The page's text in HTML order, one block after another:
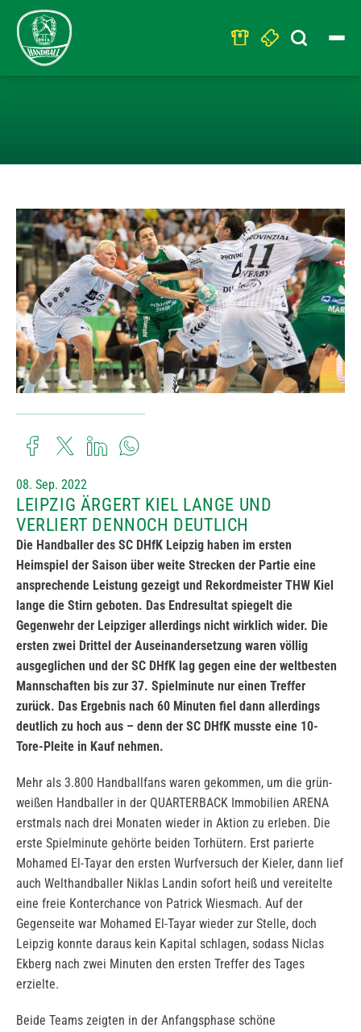
Search
for:
08. Sep. 2022
LEIPZIG ÄRGERT KIEL LANGE UND
VERLIERT DENNOCH DEUTLICH
Die Handballer des SC DHfK Leipzig haben im ersten
Heimspiel der Saison über weite Strecken der Partie eine
ansprechende Leistung gezeigt und Rekordmeister THW Kiel
lange die Stirn geboten. Das Endresultat spiegelt die
Gegenwehr der Leipziger allerdings nicht wirklich wider. Die
ersten zwei Drittel der Auseinandersetzung waren völlig
ausgeglichen und der SC DHfK lag gegen eine der weltbesten
Mannschaften bis zur 37. Spielminute nur einen Treffer
zurück. Das Ergebnis nach 60 Minuten fiel dann allerdings
deutlich zu hoch aus – denn der SC DHfK musste eine 10-
Tore-Pleite in Kauf nehmen.
Mehr als 3.800 Handballfans waren gekommen, um die grün-
weißen Handballer in der QUARTERBACK Immobilien ARENA
erstmals nach drei Monaten wieder in Aktion zu erleben. Die
erste Spielminute gehörte beiden Torhütern. Erst parierte
Mohamed El-Tayar den ersten Wurfversuch der Kieler, dann lief
auch Welthandballer Niklas Landin sofort heiß und vereitelte
eine freie Konterchance von Patrick Wiesmach. Auf der
Gegenseite war Mohamed El-Tayar wieder zur Stelle, doch
Leipzig konnte daraus kein Kapital schlagen, sodass Niclas
Ekberg nach zwei Minuten den ersten Treffer des Tages
erzielte.
Beide Teams zeigten in der Anfangsphase schöne